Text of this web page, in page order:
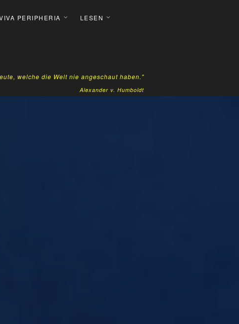
PERIPHERIA LESEN
welche die Welt nie angeschaut haben."
Alexander v. Humboldt